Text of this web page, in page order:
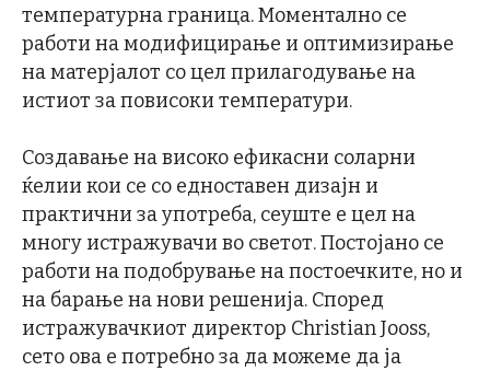
температурна граница. Моментално се
работи на модифицирање и оптимизирање
на матерјалот со цел прилагодување на
истиот за повисоки температури.
Создавање на високо ефикасни соларни
ќелии кои се со едноставен дизајн и
практични за употреба, сеуште е цел на
многу истражувачи во светот. Постојано се
работи на подобрување на постоечките, но и
на барање на нови решенија. Според
истражувачкиот директор Christian Jooss,
сето ова е потребно за да можеме да ја